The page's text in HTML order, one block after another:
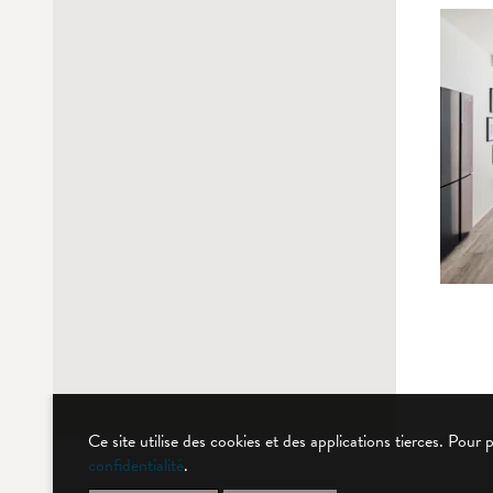
Ce site utilise des cookies et des applications tierces.
confidentialité.